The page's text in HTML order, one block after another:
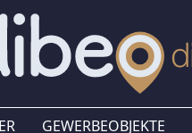
GEWERBEOBJEKTE